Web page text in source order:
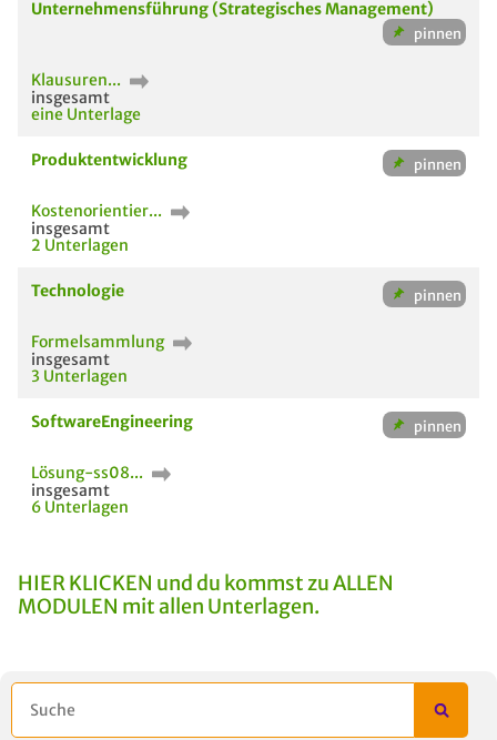
Unternehmensführung (Strategisches Management)
Klausuren...
insgesamt
eine Unterlage
Produktentwicklung
Kostenorientier...
insgesamt
2 Unterlagen
Technologie
Formelsammlung
insgesamt
3 Unterlagen
SoftwareEngineering
Lösung-ss08...
insgesamt
6 Unterlagen
HIER KLICKEN und du kommst zu ALLEN
MODULEN mit allen Unterlagen.